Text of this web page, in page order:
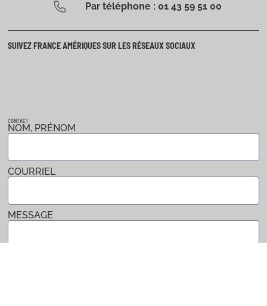
CONTACT
NOM, PRÉNOM
COURRIEL
MESSAGE
Par téléphone : 01 43 59 51 00
SUIVEZ FRANCE AMÉRIQUES SUR LES RÉSEAUX SOCIAUX